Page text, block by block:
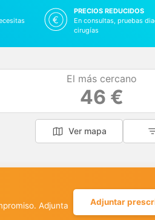
PRECIOS REDUCIDOS
En consultas, pruebas
cirugías
El más cercano
46 €
Ver mapa
Adjunta
Adjuntar